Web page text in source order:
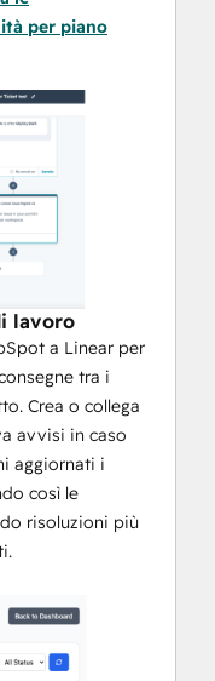
senza
i flussi di
dei
più rapide,
e un
clienti
per piano
lavoro
a Linear per
tra i
Crea o collega
avvisi in caso
aggiornati i
così le
risoluzioni più